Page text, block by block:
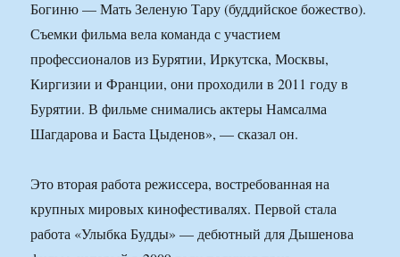
Богиню — Мать Зеленую Тару (буддийское божество).
Съемки фильма вела команда с участием
профессионалов из Бурятии, Иркутска, Москвы,
Киргизии и Франции, они проходили в 2011 году в
Бурятии. В фильме снимались актеры Намсалма
Шагдарова и Баста Цыденов», — сказал он.
Это вторая работа режиссера, востребованная на
крупных мировых кинофестивалях. Первой стала
работа «Улыбка Будды» — дебютный для Дышенова